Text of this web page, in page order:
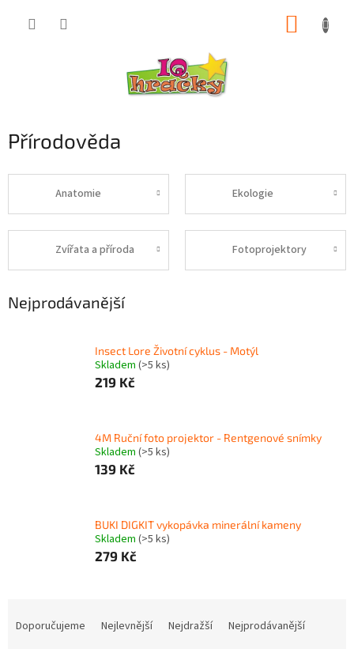
Přírodověda
Anatomie Ekologie
Zvířata a příroda Fotoprojektory
Nejprodávanější
Insect Lore Životní cyklus - Motýl
Skladem (>5 ks)
219 Kč
4M Ruční foto projektor - Rentgenové snímky
Skladem (>5 ks)
139 Kč
BUKI DIGKIT vykopávka minerální kameny
Skladem (>5 ks)
279 Kč
Doporučujeme Nejlevnější Nejdražší
Nejprodávanější